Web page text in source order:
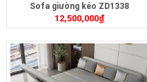
Sofa giường kéo ZD1338
12,500,000₫